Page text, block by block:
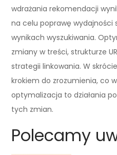
wdrażania rekomendacji
na celu poprawę wydajności
wynikach wyszukiwania.
zmiany w treści, strukturze
strategii linkowania. W
krokiem do zrozumienia, co
optymalizacja to działania
tych zmian.
Polecamy